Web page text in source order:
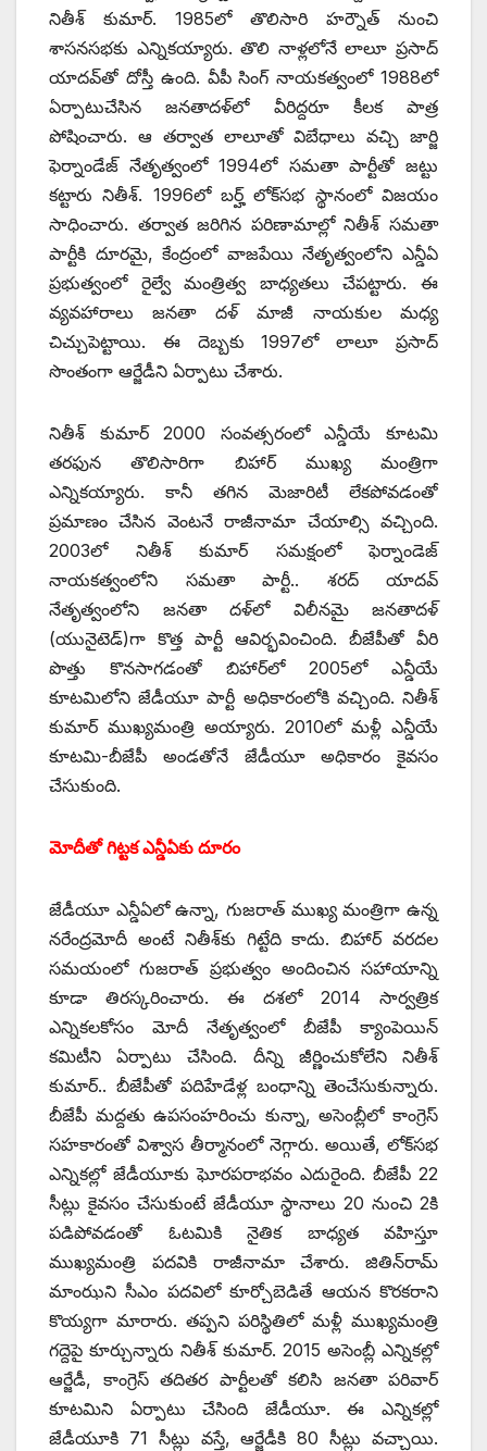
నితీశ్‌ ‌కుమార్‌. 1985‌లో తొలిసారి హర్నౌత్‌ ‌నుంచి
శాసనసభకు ఎన్నికయ్యారు. తొలి నాళ్లలోనే లాలూ ప్రసాద్‌
‌యాదవ్‌తో దోస్తీ ఉంది. వీపీ సింగ్‌ ‌నాయకత్వంలో 1988లో
ఏర్పాటుచేసిన జనతాదళ్‌లో వీరిద్దరూ కీలక పాత్ర
పోషించారు. ఆ తర్వాత లాలూతో విబేధాలు వచ్చి జార్జి
ఫెర్నాండేజ్‌ ‌నేతృత్వంలో 1994లో సమతా పార్టీతో జట్టు
కట్టారు నితీశ్‌. 1996‌లో బర్హ్ ‌లోక్‌సభ స్థానంలో విజయం
సాధించారు. తర్వాత జరిగిన పరిణామాల్లో నితీశ్‌ ‌సమతా
పార్టీకి దూరమై, కేంద్రంలో వాజపేయి నేతృత్వంలోని ఎన్డీఏ
ప్రభుత్వంలో రైల్వే మంత్రిత్వ బాధ్యతలు చేపట్టారు. ఈ
వ్యవహారాలు జనతా దళ్‌ ‌మాజీ నాయకుల మధ్య
చిచ్చుపెట్టాయి. ఈ దెబ్బకు 1997లో లాలూ ప్రసాద్‌
‌సొంతంగా ఆర్జేడీని ఏర్పాటు చేశారు.
నితీశ్‌ ‌కుమార్‌ 2000 ‌సంవత్సరంలో ఎన్డీయే కూటమి
తరఫున తొలిసారిగా బిహార్‌ ‌ముఖ్య మంత్రిగా
ఎన్నికయ్యారు. కానీ తగిన మెజారిటీ లేకపోవడంతో
ప్రమాణం చేసిన వెంటనే రాజీనామా చేయాల్సి వచ్చింది.
2003లో నితీశ్‌ ‌కుమార్‌ ‌సమక్షంలో ఫెర్నాండెజ్‌
‌నాయకత్వంలోని సమతా పార్టీ.. శరద్‌ ‌యాదవ్‌
‌నేతృత్వంలోని జనతా దళ్‌లో విలీనమై జనతాదళ్‌
(‌యునైటెడ్‌)‌గా కొత్త పార్టీ ఆవిర్భవించింది. బీజేపీతో వీరి
పొత్తు కొనసాగడంతో బిహార్‌లో 2005లో ఎన్డీయే
కూటమిలోని జేడీయూ పార్టీ అధికారంలోకి వచ్చింది. నితీశ్‌
‌కుమార్‌ ‌ముఖ్యమంత్రి అయ్యారు. 2010లో మళ్లీ ఎన్డీయే
కూటమి-బీజేపీ అండతోనే జేడీయూ అధికారం కైవసం
చేసుకుంది.
మోదీతో గిట్టక ఎన్డీఏకు దూరం
జేడీయూ ఎన్డీఏలో ఉన్నా, గుజరాత్‌ ‌ముఖ్య మంత్రిగా ఉన్న
నరేంద్రమోదీ అంటే నితీశ్‌కు గిట్టేది కాదు. బిహార్‌ ‌వరదల
సమయంలో గుజరాత్‌ ‌ప్రభుత్వం అందించిన సహాయాన్ని
కూడా తిరస్కరించారు. ఈ దశలో 2014 సార్వత్రిక
ఎన్నికలకోసం మోదీ నేతృత్వంలో బీజేపీ క్యాంపెయిన్‌
‌కమిటీని ఏర్పాటు చేసింది. దీన్ని జీర్ణించుకోలేని నితీశ్‌
‌కుమార్‌.. ‌బీజేపీతో పదిహేడేళ్ల బంధాన్ని తెంచేసుకున్నారు.
బీజేపీ మద్దతు ఉపసంహరించు కున్నా, అసెంబ్లీలో కాంగ్రెస్‌
‌సహకారంతో విశ్వాస తీర్మానంలో నెగ్గారు. అయితే, లోక్‌సభ
ఎన్నికల్లో జేడీయూకు ఘోరపరాభవం ఎదురైంది. బీజేపీ 22
సీట్లు కైవసం చేసుకుంటే జేడీయూ స్థానాలు 20 నుంచి 2కి
పడిపోవడంతో ఓటమికి నైతిక బాధ్యత వహిస్తూ
ముఖ్యమంత్రి పదవికి రాజీనామా చేశారు. జితిన్‌రామ్‌
‌మాంఝని సీఎం పదవిలో కూర్చోబెడితే ఆయన కొరకరాని
కొయ్యగా మారారు. తప్పని పరిస్థితిలో మళ్లీ ముఖ్యమంత్రి
గద్దెపై కూర్చున్నారు నితీశ్‌ ‌కుమార్‌. 2015 అసెంబ్లీ ఎన్నికల్లో
ఆర్జేడీ, కాంగ్రెస్‌ ‌తదితర పార్టీలతో కలిసి జనతా పరివార్‌
‌కూటమిని ఏర్పాటు చేసింది జేడీయూ. ఈ ఎన్నికల్లో
జేడీయూకి 71 సీట్లు వస్తే, ఆర్జేడీకి 80 సీట్లు వచ్చాయి.